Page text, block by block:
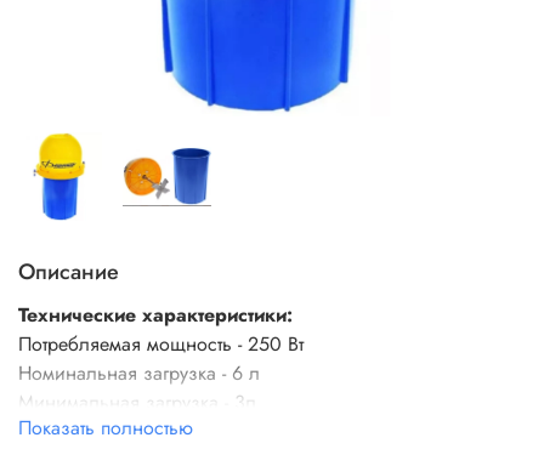
Описание
Технические характеристики:
Потребляемая мощность - 250 Вт
Номинальная загрузка - 6 л
Минимальная загрузка - 3л
Вместимость бака - 11 л
Показать полностью